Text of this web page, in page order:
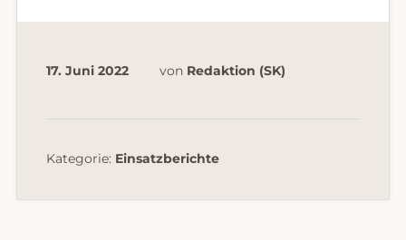
17. Juni 2022 von Redaktion (SK)
Kategorie: Einsatzberichte